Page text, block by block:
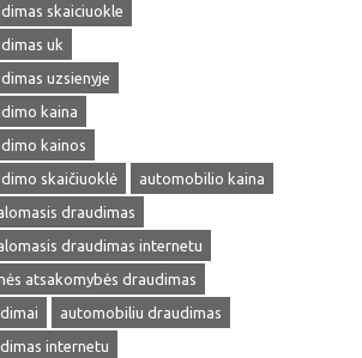
skaiciuokle
uk
uzsienyje
kaina
kainos
skaičiuoklė
automobilio kaina
draudimas
draudimas internetu
atsakomybės draudimas
automobiliu draudimas
internetu